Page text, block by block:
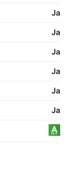
Ja
Ja
Ja
Ja
Ja
Ja